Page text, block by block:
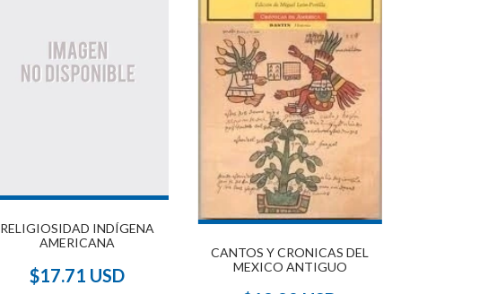
RELIGIOSIDAD INDÍGENA
AMERICANA
$17.71 USD
CANTOS Y CRONICAS DEL
MEXICO ANTIGUO